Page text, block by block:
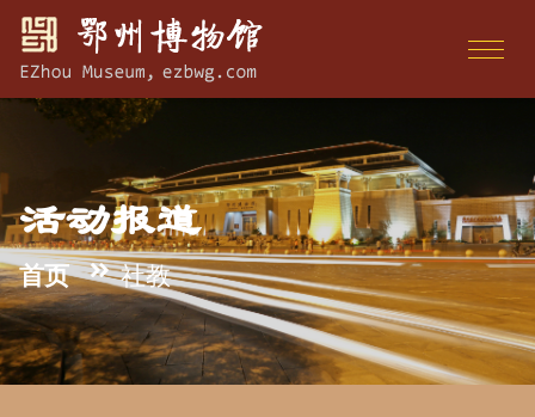
活动报道
首页 社教